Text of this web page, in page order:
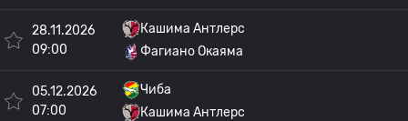
28.11.2026
09:00
Кашима Антлерс
Фагиано Окаяма
05.12.2026
07:00
Чиба
Кашима Антлерс